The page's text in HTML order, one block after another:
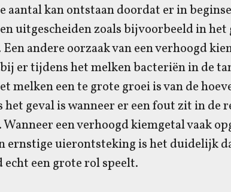
aantal kan ontstaan doordat er in
uitgescheiden zoals bijvoorbeeld in het
andere oorzaak van een verhoogd
er tijdens het melken bacteriën in de
melken een te grote groei is van de
geval is wanneer er een fout zit in de
een verhoogd kiemgetal vaak
ernstige uierontsteking is het duidelijk
een grote rol speelt.